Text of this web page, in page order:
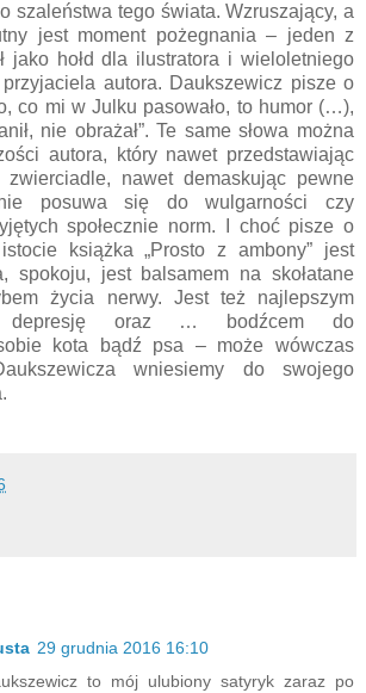
szaleństwa tego świata. Wzruszający, a
jest moment pożegnania – jeden z
jako hołd dla ilustratora i wieloletniego
przyjaciela autora. Daukszewicz pisze o
co mi w Julku pasowało, to humor (…),
nie obrażał”. Te same słowa można
autora, który nawet przedstawiając
nawet demaskując pewne
posuwa się do wulgarności czy
społecznie norm. I choć pisze o
książka „Prosto z ambony” jest
spokoju, jest balsamem na skołatane
życia nerwy. Jest też najlepszym
depresję oraz … bodźcem do
kota bądź psa – może wówczas
wniesiemy do swojego
29 grudnia 2016 16:10
to mój ulubiony satyryk zaraz po